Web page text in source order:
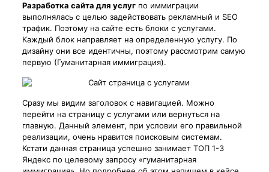
Разработка сайта для услугпо иммиграции
выполнялась с целью задействовать рекламный и SEO
трафик. Поэтому на сайте есть блоки с услугами.
Каждый блок направляет на определенную услугу. По
дизайну они все идентичны, поэтому рассмотрим самую
первую (Гуманитарная иммиграция).
Сразу мы видим заголовок с навигацией. Можно
перейти на страницу с услугами или вернуться на
главную. Данный элемент, при условии его правильной
реализации, очень нравится поисковым системам.
Кстати данная страница успешно занимает ТОП 1-3
Яндекс по целевому запросу «гуманитарная